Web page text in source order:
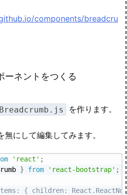
components/breadcru
ネントをつくる
Breadcrumb.js を作ります。
無にして編集してみます。
'react' ;
} from 'react-bootstrap' ;
{ children: